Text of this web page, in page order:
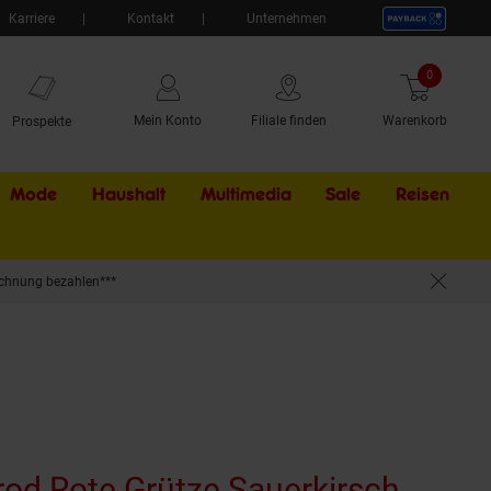
Karriere Kontakt Unternehmen
Prospekte Mein Konto Filiale finden Warenkorb
0 Artikel
Mode Haushalt Multimedia Sale Externer
Reisen
bezahlen***